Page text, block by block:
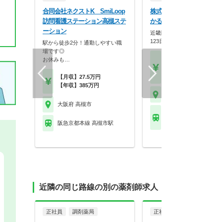
合同会社ネクストK SmiLoop
訪問看護ステーション高槻ステ
ーション
駅から徒歩2分！通勤しやすい職
場です◎
お休みも…
【月収】27.5万円
【年収】385万円
大阪府 高槻市
阪急京都本線 高槻市駅
株式会社メディカルかる
かるがも薬局 富田店
近畿圏に90店舗展開！年間
123日×スギHD母…
近隣の同じ路線の別の薬剤師求人
正社員 調剤薬局 正社員